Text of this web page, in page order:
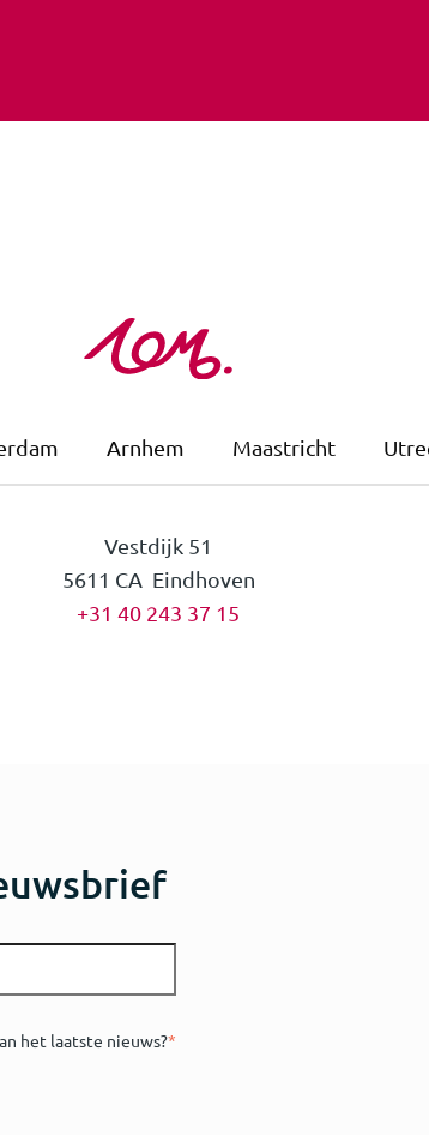
Arnhem Maastricht
Vestdijk 51
5611 CA Eindhoven
+31 40 243 37 15
het laatste nieuws?*